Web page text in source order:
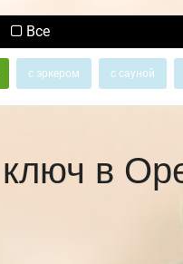
Все
с эркером с сауной
в